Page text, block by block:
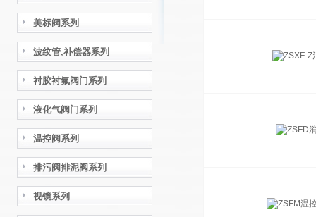
美标阀系列
波纹管,补偿器系列
衬胶衬氟阀门系列
液化气阀门系列
温控阀系列
排污阀排泥阀系列
视镜系列